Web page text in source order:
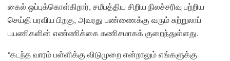
கைல் ஒப்புக்கொள்கிறார், சமீபத்திய சிறிய நிலச்சரிவு பற்றிய
செய்தி பரவிய பிறகு, அவரது பண்ணைக்கு வரும் சுற்றுலாப்
பயணிகளின் எண்ணிக்கை கணிசமாகக் குறைந்துள்ளது.
“கடந்த வாரம் பள்ளிக்கு விடுமுறை என்றாலும் எங்களுக்கு